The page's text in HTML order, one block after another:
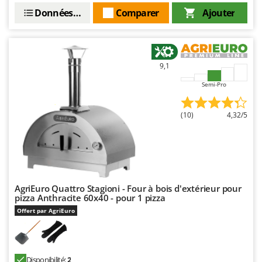
Resto Italia
River Systems
Robomow
Rossofuoco
Rover Pompe
Royal Food
Ryobi
S
S.T.P.
Santos
Sbaraglia
Ajouter
Comparer
Données techniques
9,1
Semi-Pro
(10) 4,32/5
AgriEuro Quattro Stagioni - Four à bois d'extérieur pour
pizza Anthracite 60x40 - pour 1 pizza
Offert par AgriEuro
Disponibilité:2